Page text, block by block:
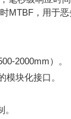
MTBF，用于
2000mm）。
模块化接口。
。